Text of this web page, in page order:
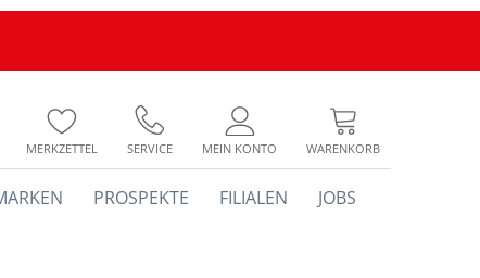
MERKZETTEL SERVICE MEIN KONTO WARENKORB
PROSPEKTE FILIALEN JOBS